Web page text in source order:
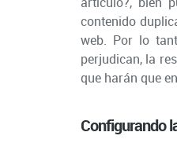
contenido
web. Por lo
perjudican, la
que harán que
Configurando